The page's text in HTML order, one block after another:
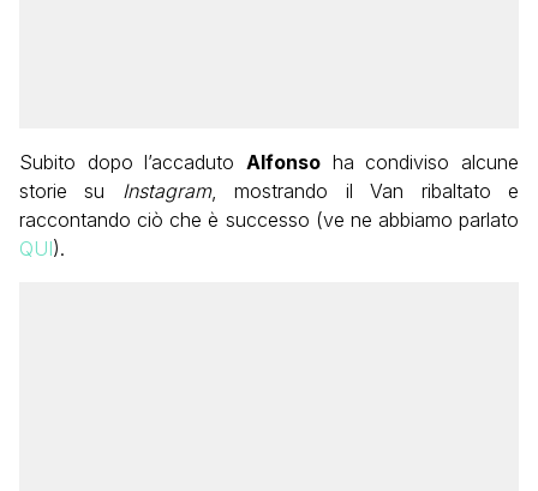
Subito dopo l’accaduto Alfonso ha condiviso alcune
storie su
Instagram, mostrando il Van ribaltato e
raccontando ciò che è successo (ve ne abbiamo parlato
QUI).